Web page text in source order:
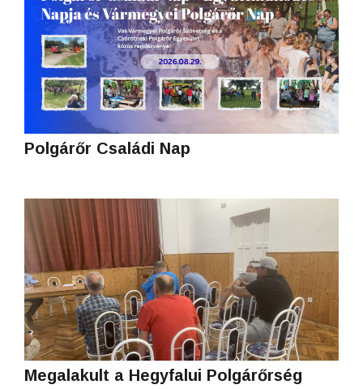
Polgárőr Családi Nap
Megalakult a Hegyfalui Polgárőrség